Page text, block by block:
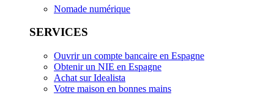
Nomade numérique
SERVICES
Ouvrir un compte bancaire en Espagne
Obtenir un NIE en Espagne
Achat sur Idealista
Votre maison en bonnes mains